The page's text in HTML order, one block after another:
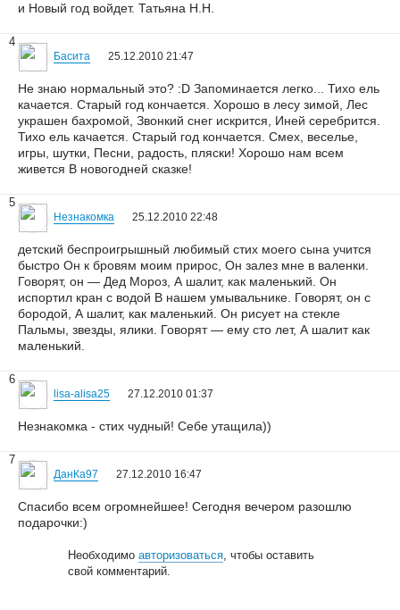
и Новый год войдет. Татьяна Н.Н.
4
Басита 25.12.2010 21:47
Не знаю нормальный это? :D Запоминается легко... Тихо ель
качается. Старый год кончается. Хорошо в лесу зимой, Лес
украшен бахромой, Звонкий снег искрится, Иней серебрится.
Тихо ель качается. Старый год кончается. Смех, веселье,
игры, шутки, Песни, радость, пляски! Хорошо нам всем
живется В новогодней сказке!
5
Незнакомка 25.12.2010 22:48
детский беспроигрышный любимый стих моего сына учится
быстро Он к бровям моим прирос, Он залез мне в валенки.
Говорят, он — Дед Мороз, А шалит, как маленький. Он
испортил кран с водой В нашем умывальнике. Говорят, он с
бородой, А шалит, как маленький. Он рисует на стекле
Пальмы, звезды, ялики. Говорят — ему сто лет, А шалит как
маленький.
6
lisa-alisa25 27.12.2010 01:37
Незнакомка - стих чудный! Себе утащила))
7
ДанКа97 27.12.2010 16:47
Спасибо всем огромнейшее! Сегодня вечером разошлю
подарочки:)
Необходимоавторизоваться, чтобы оставить
свой комментарий.